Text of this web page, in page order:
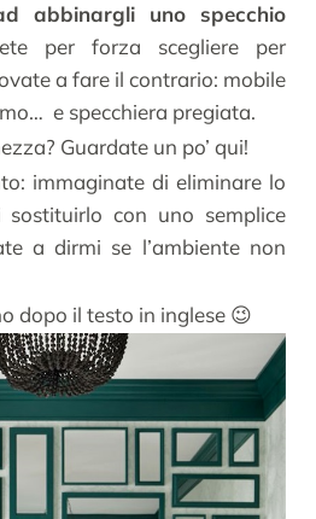
abbinargli uno specchio
per forza scegliere per
a fare il contrario: mobile
e specchiera pregiata.
Guardate un po’ qui!
immaginate di eliminare lo
con uno semplice
a dirmi se l’ambiente non
dopo il testo in inglese 😉